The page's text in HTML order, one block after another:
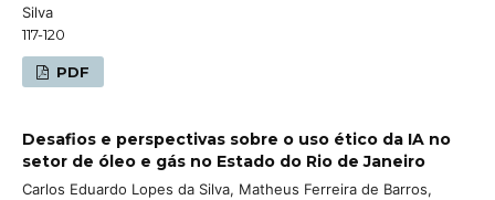
Silva
117-120
PDF
Desafios e perspectivas sobre o uso ético da IA no
setor de óleo e gás no Estado do Rio de Janeiro
Carlos Eduardo Lopes da Silva, Matheus Ferreira de Barros,